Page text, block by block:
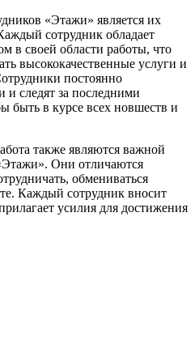
«Этажи» является их
сотрудник обладает
в своей области работы, что
высококачественные услуги и
постоянно
и следят за последними
быть в курсе всех новшеств и
также являются важной
Они отличаются
обмениваться
Каждый сотрудник вносит
усилия для достижения